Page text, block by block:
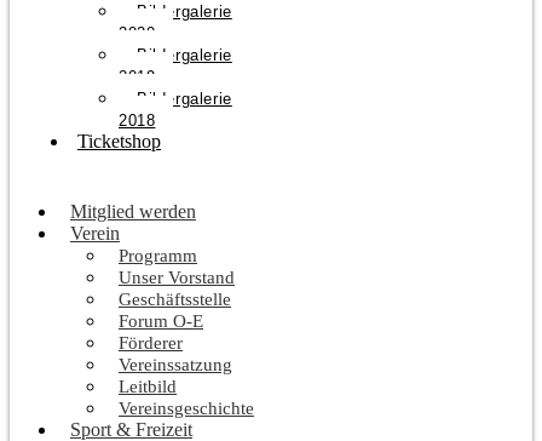
Bildergalerie
2020
Bildergalerie
2019
Bildergalerie
2018
Ticketshop
Mitglied werden
Verein
Programm
Unser Vorstand
Geschäftsstelle
Forum O-E
Förderer
Vereinssatzung
Leitbild
Vereinsgeschichte
Sport & Freizeit